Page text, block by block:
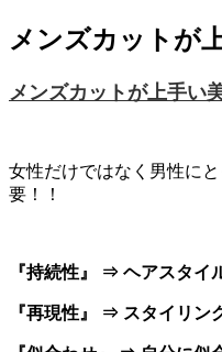
メンズカットが
メンズカットが上手い
女性だけではなく男性に
要！！
『持続性』 ⇒ ヘアスタイ
『再現性』 ⇒ スタイリン